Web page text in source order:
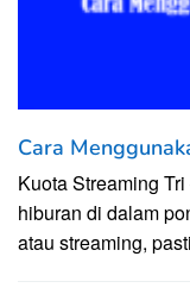
Cara
Kuota Streaming
hiburan di dalam
atau streaming,